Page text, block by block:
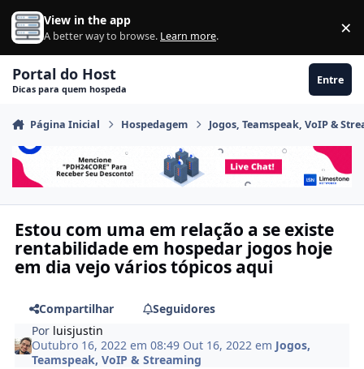
Ir para conteúdo
View in the app
A better way to browse. Learn more. ×
Portal do Host
Dicas para quem hospeda
Entre
Página Inicial Hospedagem Jogos, Teamspeak, VoIP &
Estou com uma em relação a se existe
rentabilidade em hospedar jogos hoje
em dia vejo vários tópicos aqui
Compartilhar
Seguidores
Por luisjustin
Outubro 16, 2022 em 08:49 Out 16, 2022 em Jogos,
Teamspeak, VoIP & Streaming